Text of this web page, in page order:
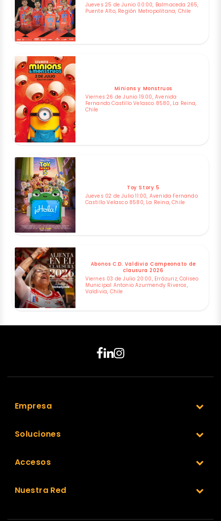
Jueves 25 de Junio 00:00, Balmaceda 265,
Puente Alto, Región Metropolitana, Chile
Minions y Monstruos
Viernes 26 de Junio 19:00, Avenida
Fernando Castillo Velasco 8580, La Reina,
Chile
Toy Story 5
Jueves 02 de Julio 11:00, Avenida Fernando
Castillo Velasco 8580, La Reina, Chile
Abonos C.D. Valdivia Campeonato de
clausura 2026
Viernes 03 de Julio 20:00, Errázuriz, Coliseo
Municipal Antonio Azurmendy Riveros,
Valdivia, Chile
Empresa
Soluciones
Accesos
Nuestra Red